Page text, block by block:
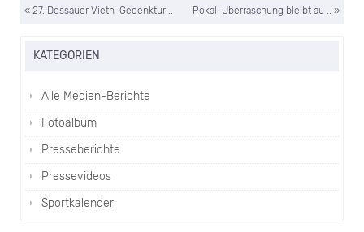
« 27. Dessauer Vieth-Gedenktur .. Pokal-Überraschung bleibt au .. »
KATEGORIEN
Alle Medien-Berichte
Fotoalbum
Presseberichte
Pressevideos
Sportkalender